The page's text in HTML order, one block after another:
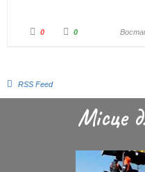
0 0
RSS Feed
Місце